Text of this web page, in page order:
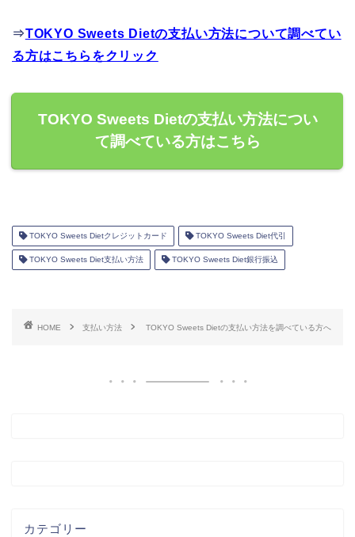
⇒TOKYO Sweets Dietの支払い方法について調べてい
る方はこちらをクリック
TOKYO Sweets Dietの支払い方法につい
て調べている方はこちら
TOKYO Sweets Dietクレジットカード TOKYO Sweets Diet代引
TOKYO Sweets Diet支払い方法 TOKYO Sweets Diet銀行振込
HOME 支払い方法 TOKYO Sweets Dietの支払い方法を調べている方へ
カテゴリー